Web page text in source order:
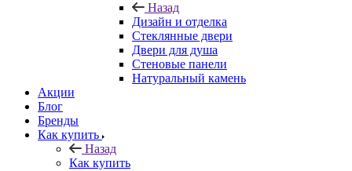
Назад
Дизайн и отделка
Стеклянные двери
Двери для душа
Стеновые панели
Натуральный камень
Акции
Блог
Бренды
Как купить
Назад
Как купить